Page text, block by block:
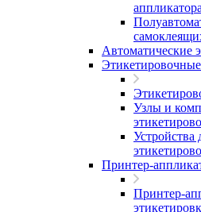
Автоматические
Узлы и
Принтер-
Принтер-